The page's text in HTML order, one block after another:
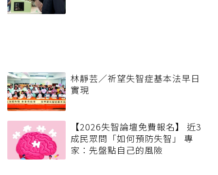
林靜芸／祈望失智症基本法早日
實現
【2026失智論壇免費報名】 近3
成民眾問「如何預防失智」 專
家：先盤點自己的風險